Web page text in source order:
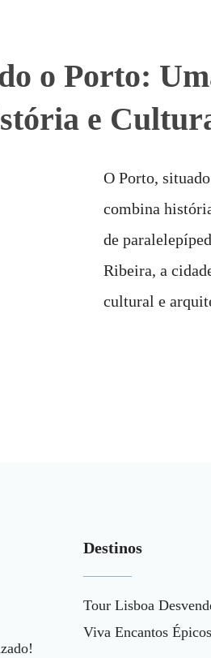
o Porto:
e
O Porto,
combina
de
Ribeira, a
cultural e
Destinos
Tour Lisboa
Viva Encantos Épicos